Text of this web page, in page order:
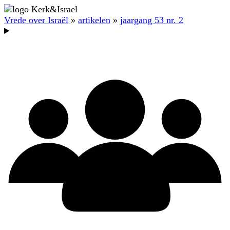
Vrede over Israël » artikelen » jaargang 53 nr. 2